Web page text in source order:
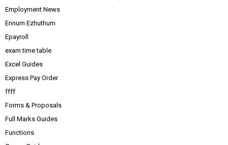
Employment News
Ennum Ezhuthum
Epayroll
exam time table
Excel Guides
Express Pay Order
ffff
Forms & Proposals
Full Marks Guides
Functions